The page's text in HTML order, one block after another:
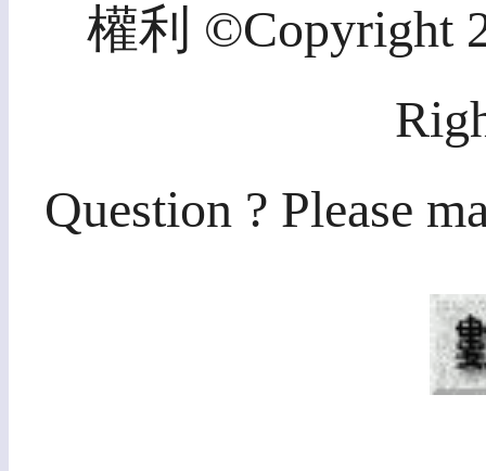
權利 ©Copyright
Question ? Please